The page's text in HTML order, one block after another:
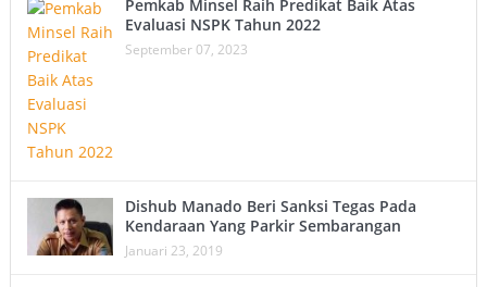
Pemkab Minsel Raih Predikat Baik Atas
Evaluasi NSPK Tahun 2022
September 07, 2023
Dishub Manado Beri Sanksi Tegas Pada
Kendaraan Yang Parkir Sembarangan
Januari 23, 2019